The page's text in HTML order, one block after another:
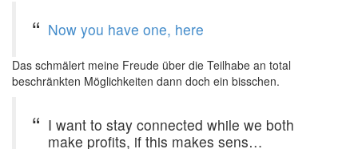
Now you have one, here
Das schmälert meine Freude über die Teilhabe an total
beschränkten Möglichkeiten dann doch ein bisschen.
I want to stay connected while we both
make profits, if this makes sens…